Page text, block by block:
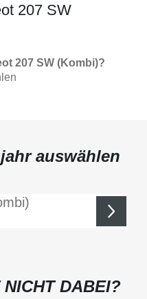
207 SW
207 SW (Kombi)?
auswählen
DABEI?